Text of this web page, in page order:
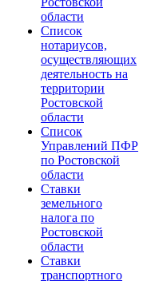
области
Список
нотариусов,
осуществляющих
деятельность на
территории
Ростовской
области
Список
Управлений ПФР
по Ростовской
области
Ставки
земельного
налога по
Ростовской
области
Ставки
транспортного